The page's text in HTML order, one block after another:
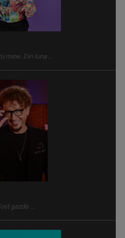
mine. Din luna ...
gazda ...